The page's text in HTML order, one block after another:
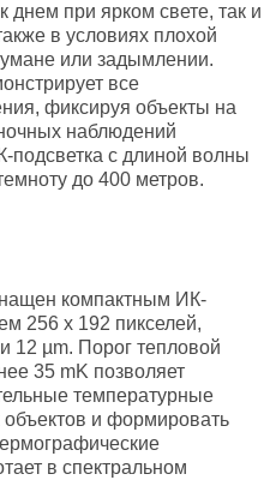
днем при ярком свете, так и
в условиях плохой
или задымлении.
все
фиксируя объекты на
наблюдений
подсветка с длиной волны
до 400 метров.
компактным ИК-
256 х 192 пикселей,
12 µm. Порог тепловой
35 mK позволяет
температурные
объектов и формировать
в спектральном